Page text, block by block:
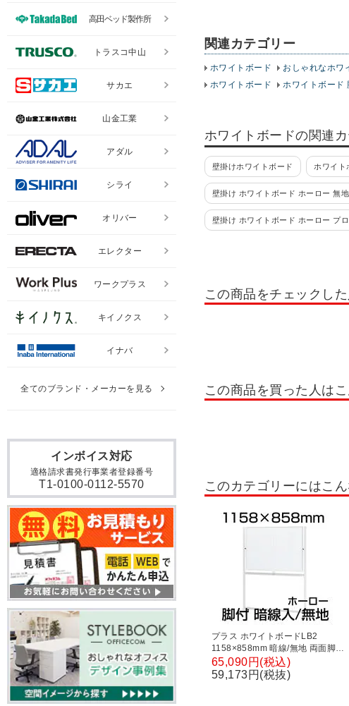
関連カテゴリー
ホワイトボード
おしゃれなホワ
ホワイトボード
ホワイトボード
ホワイトボードの関連
壁掛けホワイトボード ホワイト
壁掛け ホワイトボード ホーロー 無
壁掛け ホワイトボード ホーロー プ
スケジュールボード 行動予定表
この商品をチェックし
この商品を買った人は
このカテゴリーにはこ
プラス ホワイトボードLB2
1158×858mm 暗線/無地 両面脚付
き ニッケルホーロー製 幅1346×
奥行594×高さ1800mm
65,090円(税込)
59,173円(税抜)
インボイス対応
適格請求書発行事業者登録番号
T1-0100-0112-5570
高田ベッド製作所
トラスコ中山
サカエ
山金工業
アダル
シライ
オリバー
エレクター
ワークプラス
キイノクス
イナバ
全てのブランド・メーカーを見る